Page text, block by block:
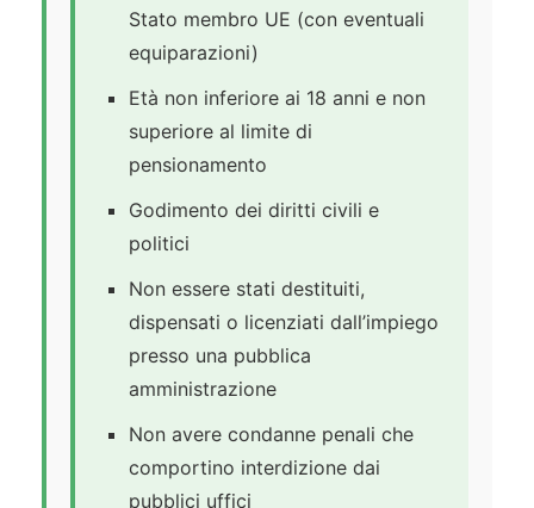
Stato membro UE (con eventuali
equiparazioni)
Età non inferiore ai 18 anni e non
superiore al limite di
pensionamento
Godimento dei diritti civili e
politici
Non essere stati destituiti,
dispensati o licenziati dall’impiego
presso una pubblica
amministrazione
Non avere condanne penali che
comportino interdizione dai
pubblici uffici